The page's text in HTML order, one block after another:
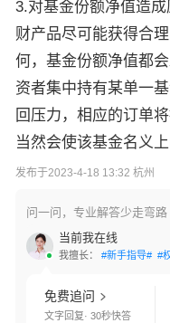
3.对基金份额净值造
财产品尽可能获得合
何，基金份额净值都
资者集中持有某单一
回压力，相应的订单
当然会使该基金名义上
发布于2023-4-18 13:32 杭州
问一问，专业解答少走弯路
当前我在线
我擅长： #新手指导# #
免费追问
文字回复· 30秒快答